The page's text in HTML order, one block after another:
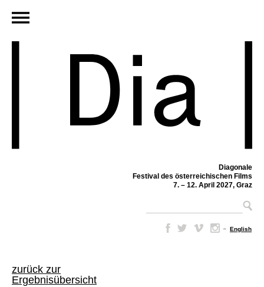
Diagonale
Festival des österreichischen Films
7. – 12. April 2027, Graz
– English
zurück zur
Ergebnisübersicht